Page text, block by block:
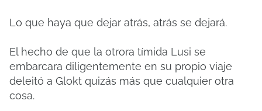
Lo que haya que dejar atrás, atrás se dejará.
El hecho de que la otrora tímida Lusi se
embarcara diligentemente en su propio viaje
deleitó a Glokt quizás más que cualquier otra
cosa.